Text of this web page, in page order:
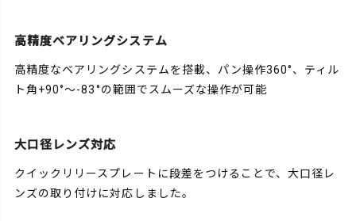
高精度ベアリングシステム
高精度なベアリングシステムを搭載、パン操作360°、ティル
ト角+90°～-83°の範囲でスムーズな操作が可能
大口径レンズ対応
クイックリリースプレートに段差をつけることで、大口径レ
ンズの取り付けに対応しました。